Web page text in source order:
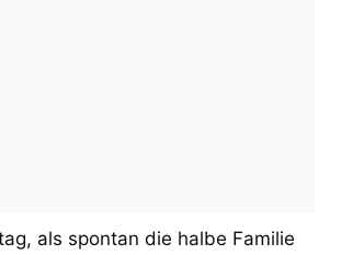
als spontan die halbe Familie